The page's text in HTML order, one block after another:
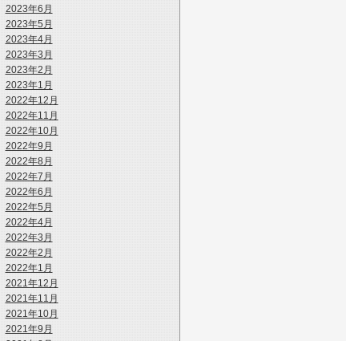
2023年6月
2023年5月
2023年4月
2023年3月
2023年2月
2023年1月
2022年12月
2022年11月
2022年10月
2022年9月
2022年8月
2022年7月
2022年6月
2022年5月
2022年4月
2022年3月
2022年2月
2022年1月
2021年12月
2021年11月
2021年10月
2021年9月